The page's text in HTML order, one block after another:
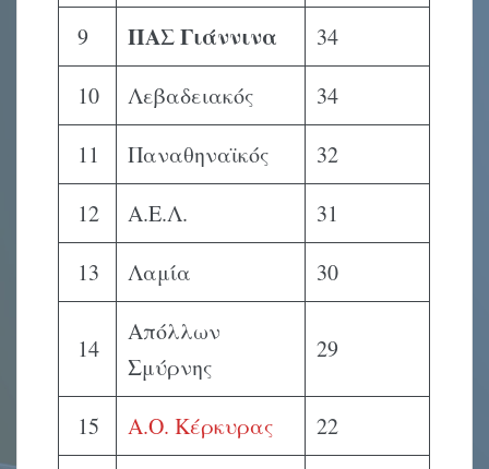
9
ΠΑΣ Γιάννινα
34
10
Λεβαδειακός
34
11
Παναθηναϊκός
32
12
Α.Ε.Λ.
31
13
Λαμία 30
14
Απόλλων
Σμύρνης
29
15 Α.Ο. Κέρκυρας
22